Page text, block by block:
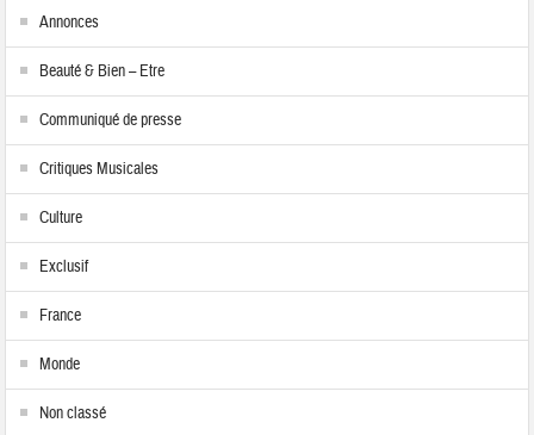
Annonces
Beauté & Bien – Etre
Communiqué de presse
Critiques Musicales
Culture
Exclusif
France
Monde
Non classé